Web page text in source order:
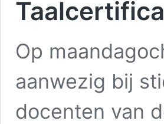
Op
aanwezig bij
docenten van